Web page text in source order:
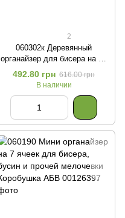
2
060302к Деревянный
органайзер для бисера на 40
ячеек Блокнотик
492.80 грн 616.00 грн
В наличии